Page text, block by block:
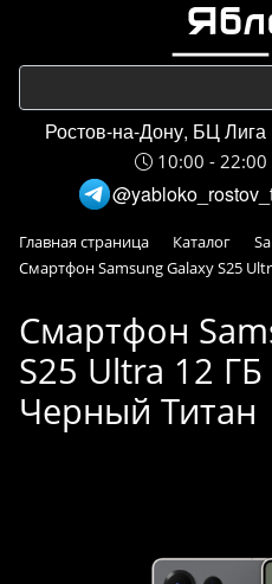
Ростов-на-Дону, БЦ
10:00 -
Главная страница Каталог
Смартфон Samsung Galaxy S25
Смартфон
S25 Ultra 12
Черный Титан